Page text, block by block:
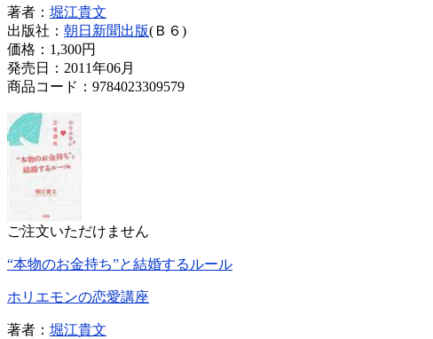
著者： 堀江貴文
出版社： 朝日新聞出版(Ｂ６)
価格： 1,300円
発売日：2011年06月
商品コード：9784023309579
ご注文いただけません
“本物のお金持ち”と結婚するルール
ホリエモンの恋愛講座
著者： 堀江貴文